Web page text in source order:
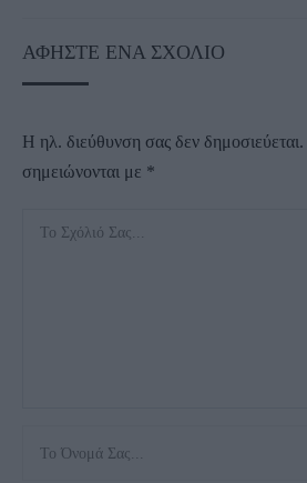
ΑΦΉΣΤΕ ΈΝΑ ΣΧΌΛΙΟ
Η ηλ. διεύθυνση σας δεν δημοσιεύεται.
σημειώνονται με *